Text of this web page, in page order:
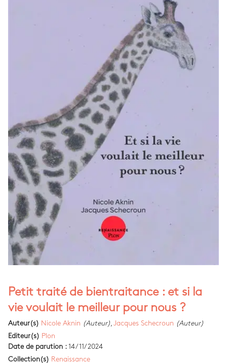
Petit traité de bientraitance : et si la
vie voulait le meilleur pour nous ?
Auteur(s) Nicole Aknin (Auteur) Jacques Schecroun (Auteur)
Editeur(s) Plon
Date de parution : 14/11/2024
Collection(s) Renaissance